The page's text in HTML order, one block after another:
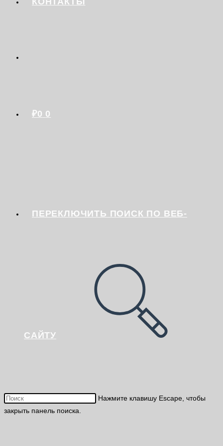
₽0 0
ПЕРЕКЛЮЧИТЬ ПОИСК ПО ВЕБ-
САЙТУ
Нажмите клавишу Escape, чтобы
закрыть панель поиска.